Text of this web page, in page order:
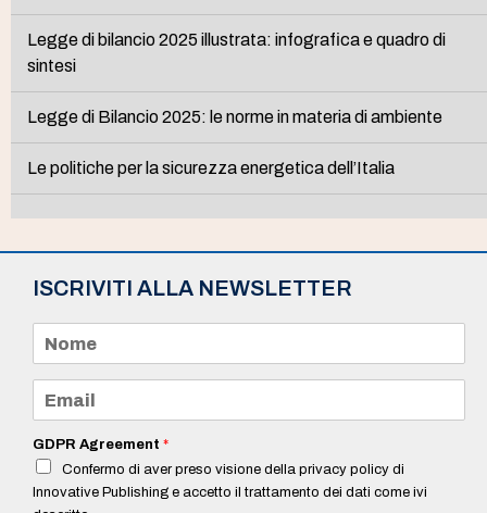
Legge di bilancio 2025 illustrata: infografica e quadro di
sintesi
Legge di Bilancio 2025: le norme in materia di ambiente
Le politiche per la sicurezza energetica dell’Italia
ISCRIVITI ALLA NEWSLETTER
m
e
a
i
*
GDPR Agreement *
Confermo di aver preso visione della privacy policy di
Innovative Publishing e accetto il trattamento dei dati come ivi